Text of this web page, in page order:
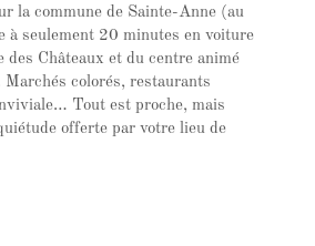
la commune de Sainte-Anne (au
à seulement 20 minutes en voiture
des Châteaux et du centre animé
colorés, restaurants
Tout est proche, mais
offerte par votre lieu de